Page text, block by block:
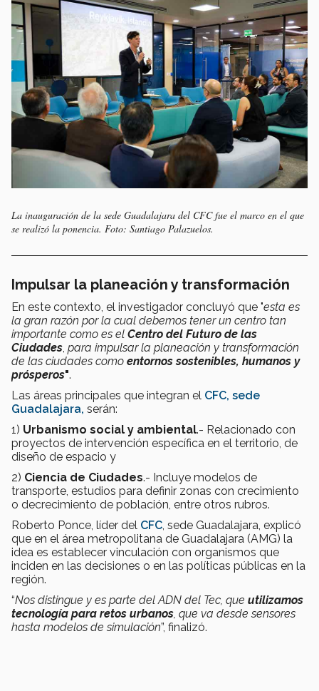
La inauguración de la sede Guadalajara del CFC fue el marco en el que
se realizó la ponencia. Foto: Santiago Palazuelos.
Impulsar la planeación y transformación
En este contexto, el investigador concluyó que "esta es
la gran razón por la cual debemos tener un centro tan
importante como es el Centro del Futuro de las
Ciudades, para impulsar la planeación y transformación
de las ciudades como entornos sostenibles, humanos y
prósperos".
Las áreas principales que integran el CFC, sede
Guadalajara, serán:
1) Urbanismo social y ambiental.- Relacionado con
proyectos de intervención específica en el territorio, de
diseño de espacio y
2) Ciencia de Ciudades.- Incluye modelos de
transporte, estudios para definir zonas con crecimiento
o decrecimiento de población, entre otros rubros.
Roberto Ponce, líder del CFC, sede Guadalajara, explicó
que en el área metropolitana de Guadalajara (AMG) la
idea es establecer vinculación con organismos que
inciden en las decisiones o en las políticas públicas en la
región.
“Nos distingue y es parte del ADN del Tec, que utilizamos
tecnología para retos urbanos, que va desde sensores
hasta modelos de simulación”, finalizó.